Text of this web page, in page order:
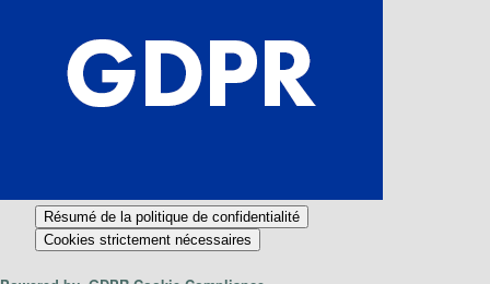
Résumé de la politique de confidentialité
Cookies strictement nécessaires